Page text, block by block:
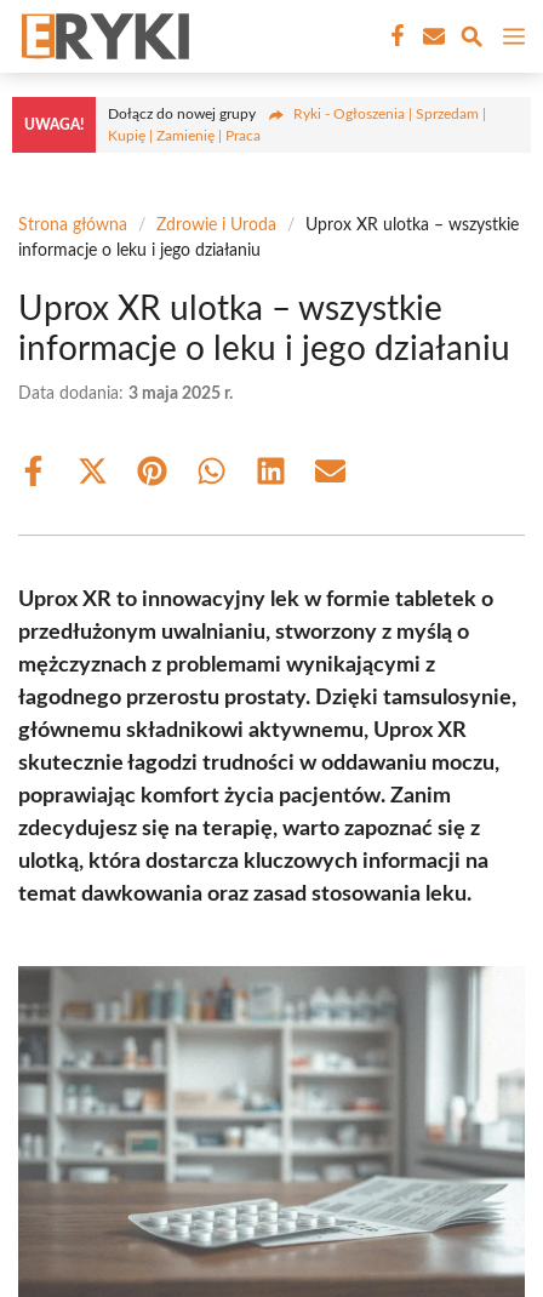
Przejdź
treści
UWAGA!
Dołącz do nowej grupy
Ryki - Ogłoszenia | Sprzedam |
Kupię | Zamienię | Praca
Strona główna / Zdrowie i Uroda /
Uprox XR ulotka – wszystkie
informacje o leku i jego działaniu
Uprox XR ulotka – wszystkie
informacje o leku i jego działaniu
Data dodania: 3 maja 2025 r.
Share
Share
(Twitter)
Share Share Share Share
Uprox XR to innowacyjny lek w formie tabletek o
przedłużonym uwalnianiu, stworzony z myślą o
mężczyznach z problemami wynikającymi z
łagodnego przerostu prostaty. Dzięki tamsulosynie,
głównemu składnikowi aktywnemu, Uprox XR
skutecznie łagodzi trudności w oddawaniu moczu,
poprawiając komfort życia pacjentów. Zanim
zdecydujesz się na terapię, warto zapoznać się z
ulotką, która dostarcza kluczowych informacji na
temat dawkowania oraz zasad stosowania leku.